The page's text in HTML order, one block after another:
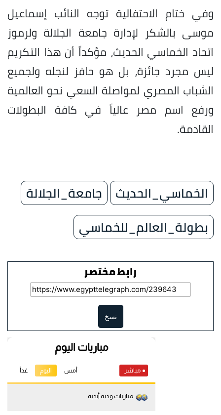
وفي ختام الاحتفالية توجه النائب إسماعيل
موسى بالشكر لإدارة جامعة الجلالة ولرموز
اتحاد الخماسي الحديث، مؤكداً أن هذا التكريم
ليس مجرد جائزة، بل هو حافز لنجله ولجميع
الشباب المصري لمواصلة السعي نحو العالمية
ورفع اسم مصر عالياً في كافة البطولات
القادمة.
الخماسي_الحديث
جامعة_الجلالة
بطولة_العالم_للخماسي
رابط مختصر
نسخ